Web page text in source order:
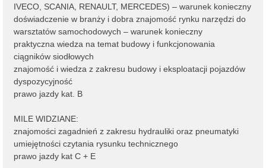
IVECO, SCANIA, RENAULT, MERCEDES) – warunek konieczny
doświadczenie w branży i dobra znajomość rynku narzędzi do
warsztatów samochodowych – warunek konieczny
praktyczna wiedza na temat budowy i funkcjonowania
ciągników siodłowych
znajomość i wiedza z zakresu budowy i eksploatacji pojazdów
dyspozycyjność
prawo jazdy kat. B
MILE WIDZIANE:
znajomości zagadnień z zakresu hydrauliki oraz pneumatyki
umiejętności czytania rysunku technicznego
prawo jazdy kat C + E